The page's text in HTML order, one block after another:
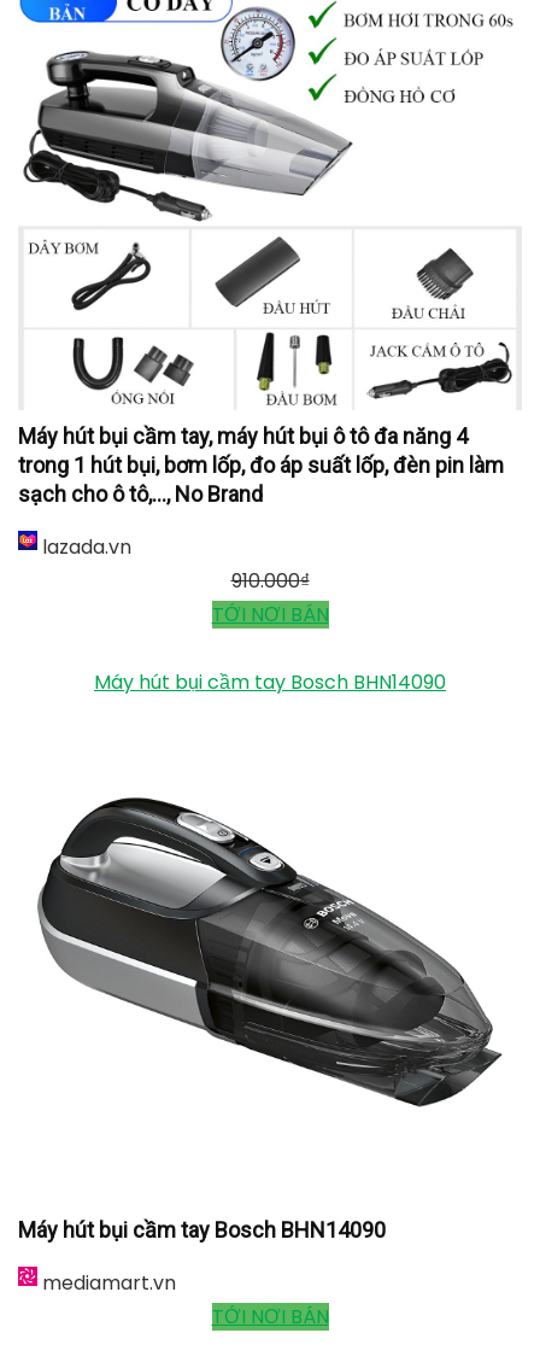
Máy hút bụi cầm tay, máy hút bụi ô tô đa năng 4
trong 1 hút bụi, bơm lốp, đo áp suất lốp, đèn pin làm
sạch cho ô tô,..., No Brand
lazada.vn
910.000₫
TỚI NƠI BÁN
Máy hút bụi cầm tay Bosch BHN14090
Máy hút bụi cầm tay Bosch BHN14090
mediamart.vn
TỚI NƠI BÁN